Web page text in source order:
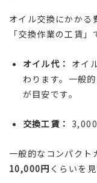
オイル交換にかかる
「交換作業の工賃」
オイル代： オイ
わります。一般
が目安です。
交換工賃： 3,000
一般的なコンパクト
10,000円 くらいを